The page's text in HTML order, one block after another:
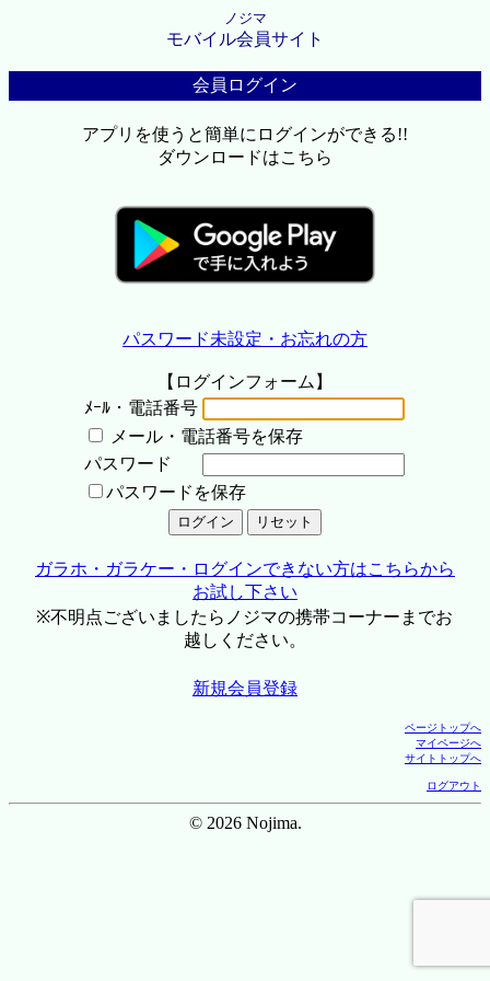
ノジマ
モバイル会員サイト
会員ログイン
アプリを使うと簡単にログインができる!!
ダウンロードはこちら
パスワード未設定・お忘れの方
【ログインフォーム】
ﾒｰﾙ・電話番号
メール・電話番号を保存
パスワード
パスワードを保存
ガラホ・ガラケー・ログインできない方はこちらから
お試し下さい
※不明点ございましたらノジマの携帯コーナーまでお
越しください。
新規会員登録
ページトップへ
マイページへ
サイトトップへ
ログアウト
© 2026 Nojima.